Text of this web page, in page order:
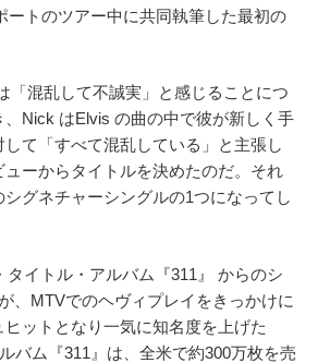
ートのツアー中に共同執筆した最初の
「混乱して不誠実」と感じることにつ
、Nick はElvis の曲の中で彼が新しく手
て「すべて混乱している」と主張し
ューからタイトルを決めたのだ。それ
グネチャーシングルの1つになってし
タイトル・アルバム『311』 からのシ
、MTVでのヘヴィプレイをきっかけに
ットとなり一気に知名度を上げた
バム『311』は、全米で約300万枚を売